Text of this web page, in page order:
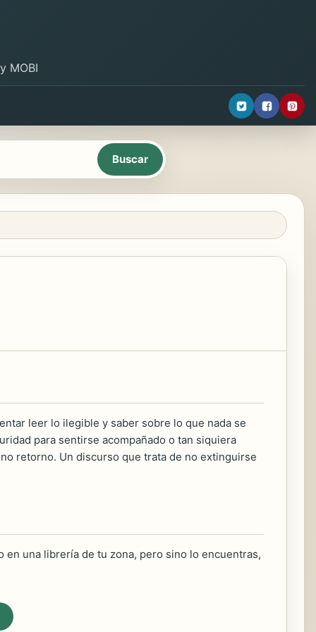
MOBI
leer lo ilegible y saber sobre lo que nada se
para sentirse acompañado o tan siquiera
retorno. Un discurso que trata de no extinguirse
una librería de tu zona, pero sino lo encuentras,